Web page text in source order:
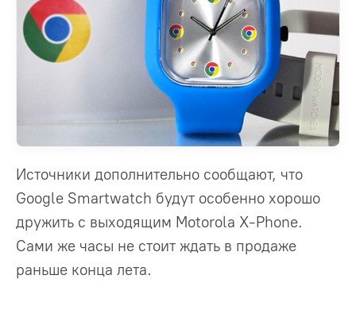
Источники дополнительно сообщают, что
Google Smartwatch будут особенно хорошо
дружить с выходящим Motorola X-Phone.
Сами же часы не стоит ждать в продаже
раньше конца лета.